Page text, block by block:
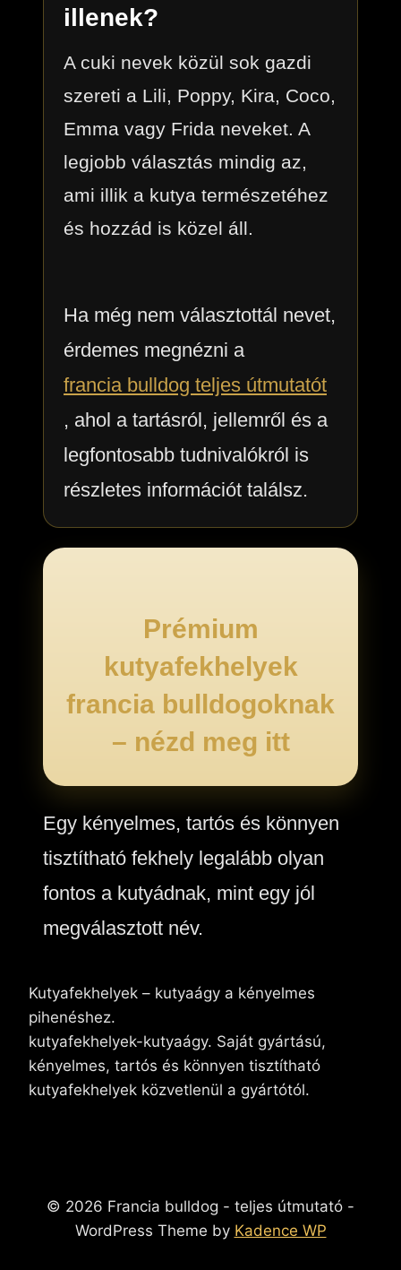
illenek?
A cuki nevek közül sok gazdi
szereti a Lili, Poppy, Kira, Coco,
Emma vagy Frida neveket. A
legjobb választás mindig az,
ami illik a kutya természetéhez
és hozzád is közel áll.
Ha még nem választottál nevet,
érdemes megnézni a
francia bulldog teljes útmutatót
, ahol a tartásról, jellemről és a
legfontosabb tudnivalókról is
részletes információt találsz.
Prémium
kutyafekhelyek
francia bulldogoknak
– nézd meg itt
Egy kényelmes, tartós és könnyen
tisztítható fekhely legalább olyan
fontos a kutyádnak, mint egy jól
megválasztott név.
Kutyafekhelyek – kutyaágy a kényelmes
pihenéshez.
kutyafekhelyek-kutyaágy. Saját gyártású,
kényelmes, tartós és könnyen tisztítható
kutyafekhelyek közvetlenül a gyártótól.
© 2026 Francia bulldog - teljes útmutató -
WordPress Theme by Kadence WP